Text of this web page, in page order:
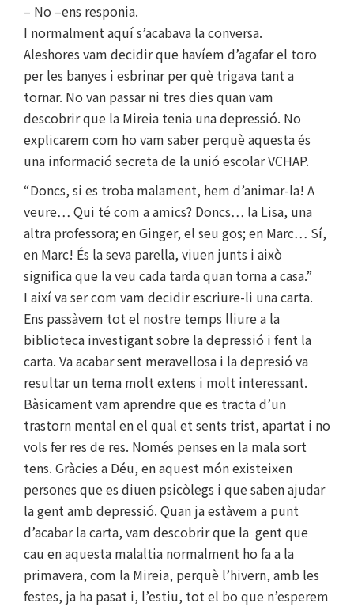
– No –ens responia.
I normalment aquí s’acabava la conversa.
Aleshores vam decidir que havíem d’agafar el toro
per les banyes i esbrinar per què trigava tant a
tornar. No van passar ni tres dies quan vam
descobrir que la Mireia tenia una depressió. No
explicarem com ho vam saber perquè aquesta és
una informació secreta de la unió escolar VCHAP.
“Doncs, si es troba malament, hem d’animar-la! A
veure… Qui té com a amics? Doncs… la Lisa, una
altra professora; en Ginger, el seu gos; en Marc… Sí,
en Marc! És la seva parella, viuen junts i això
significa que la veu cada tarda quan torna a casa.”
I així va ser com vam decidir escriure-li una carta.
Ens passàvem tot el nostre temps lliure a la
biblioteca investigant sobre la depressió i fent la
carta. Va acabar sent meravellosa i la depresió va
resultar un tema molt extens i molt interessant.
Bàsicament vam aprendre que es tracta d’un
trastorn mental en el qual et sents trist, apartat i no
vols fer res de res. Només penses en la mala sort
tens. Gràcies a Déu, en aquest món existeixen
persones que es diuen psicòlegs i que saben ajudar
la gent amb depressió. Quan ja estàvem a punt
d’acabar la carta, vam descobrir que la gent que
cau en aquesta malaltia normalment ho fa a la
primavera, com la Mireia, perquè l’hivern, amb les
festes, ja ha pasat i, l’estiu, tot el bo que n’esperem